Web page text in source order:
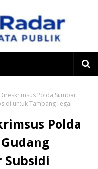
Direskrimsus Polda Sumbar
untuk Tambang Ilegal
Polda
Subsidi